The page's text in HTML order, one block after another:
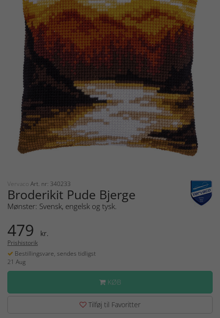
Vervaco Art. nr: 340233
Broderikit Pude Bjerge
Mønster: Svensk, engelsk og tysk.
479 kr.
Prishistorik
Bestillingsvare, sendes tidligst
21 Aug
KØB
Tilføj til Favoritter